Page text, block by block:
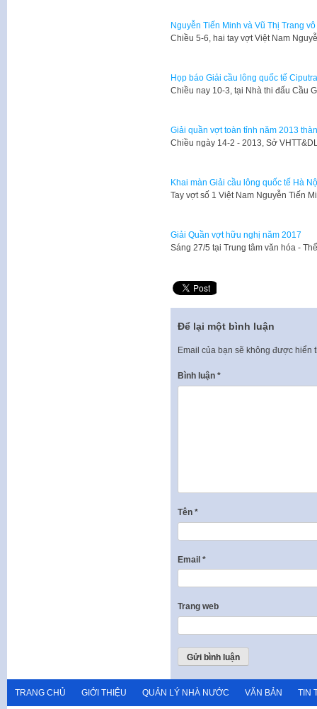
Nguyễn Tiến Minh và Vũ Thị Trang
Chiều 5-6, hai tay vợt Việt Nam
Họp báo Giải cầu lông quốc tế
Chiều nay 10-3, tại Nhà thi đấu Cầu
Giải quần vợt toàn tỉnh năm 2013
​Chiều ngày 14-2 - 2013, Sở
Khai màn Giải cầu lông quốc tế Hà
Tay vợt số 1 Việt Nam Nguyễn Tiến
Giải Quần vợt hữu nghị năm 2017
Sáng 27/5 tại Trung tâm văn hóa -
Để lại một bình luận
Email của bạn sẽ không được hiển
Bình luận *
Tên *
Email *
Trang web
TRANG CHỦ GIỚI THIỆU QUẢN LÝ NHÀ NƯỚC VĂN BẢN TIN